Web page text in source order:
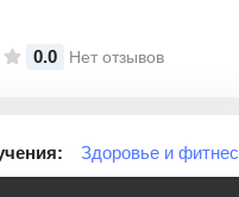
0.0 Нет отзывов
Здоровье и фитнес